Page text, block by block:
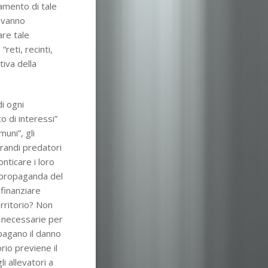
di tale
tale
recinti,
della
ogni
di interessi”
gli
predatori
i loro
del
Non
per
il danno
previene il
allevatori a